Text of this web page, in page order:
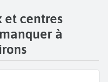
et centres
à